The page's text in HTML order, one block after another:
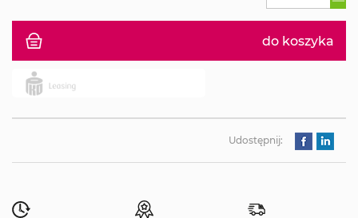
do koszyka
Udostępnij: